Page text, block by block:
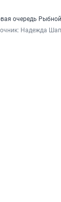
очередь
Надежда